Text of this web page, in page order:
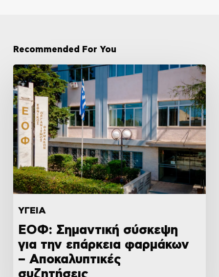
Recommended For You
ΥΓΕΙΑ
ΕΟΦ: Σημαντική σύσκεψη
για την επάρκεια φαρμάκων
– Αποκαλυπτικές
συζητήσεις